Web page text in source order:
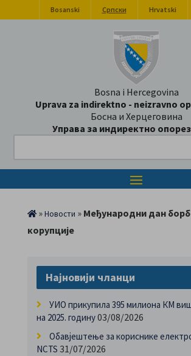
Bosanski Српски Hrvatski
Bosna i Hercegovina
Uprava za indirektno - neizravno
Босна и Херцеговина
Управа за индиректно
»Новости » Међународни дан
корупције
Најновији чланци
УИО прикупила 395 милиона КМ
на 2025. годину03/08/2026
Обавјештење за кориснике
NCTS 31/07/2026